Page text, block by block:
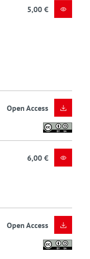
5,00 €
Open Access
6,00 €
Open Access